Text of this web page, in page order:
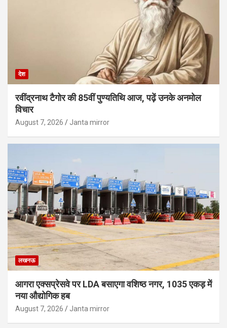
देश
रवींद्रनाथ टैगोर की 85वीं पुण्यतिथि आज, पढ़ें उनके अनमोल
विचार
August 7, 2026 Janta mirror
लखनऊ
आगरा एक्सप्रेसवे पर LDA बसाएगा वशिष्ठ नगर, 1035 एकड़ में
नया औद्योगिक हब
August 7, 2026 Janta mirror